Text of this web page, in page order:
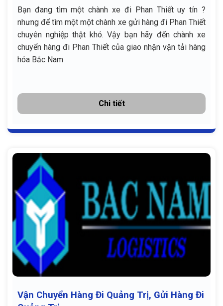
Bạn đang tìm một chành xe đi Phan Thiết uy tín ?
nhưng để tìm một một chành xe gửi hàng đi Phan Thiết
chuyên nghiệp thật khó. Vậy bạn hãy đến chành xe
chuyển hàng đi Phan Thiết của giao nhận vận tải hàng
hóa Bắc Nam
Chi tiết
Vận Chuyển Hàng Đi Quảng Trị, Gửi Hàng Đi